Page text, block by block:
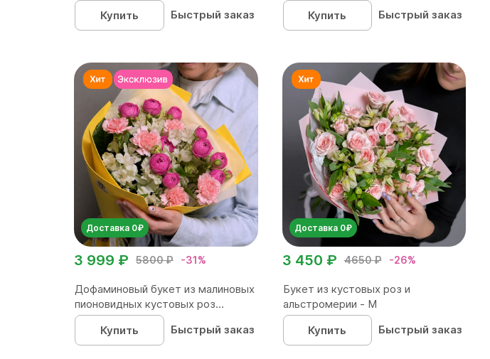
Купить
Быстрый заказ
Купить
Быстрый заказ
Доставка 0₽
5800 ₽ -31%
3 999 ₽
Дофаминовый букет из малиновых
пионовидных кустовых роз...
Купить
Быстрый заказ
Доставка 0₽
4650 ₽ -26%
3 450 ₽
Букет из кустовых роз и
альстромерии - М
Купить
Быстрый заказ